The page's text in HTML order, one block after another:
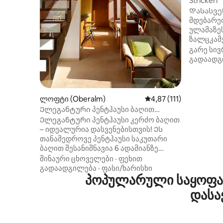
ლოფტი (Oberalm) საშუალო შეფასებაა
4,87 (111)
Ელეგანტური პენტჰაუსი ბაღით
ზალცბურგთან
Ელეგანტური პენტჰაუსი კერძო ბაღით
– იდეალურია დასვენებისთვის! Ეს
თანამედროვე პენტჰაუსი საკუთარი
ბაღით შესანიშნავია 6 ადამიანზე
გათვლილი ხანმოკლე
მოგზაურობისთვის ან დასასვენებლად.
Ზალცბურგთან ახლოს მდებარეობს
დიდი სააბაზანო, სამი საძინებელი,
შინაური ცხოველები · ფეხით
გადაადგილება · ფასი/ხარისხი
880
გარე
პოპულარული